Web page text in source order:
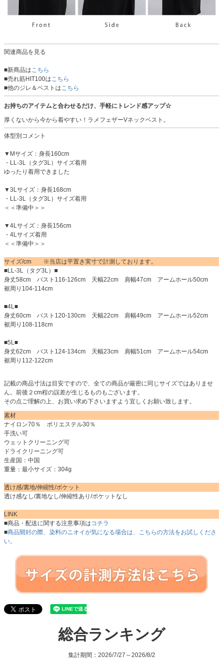
関連商品を見る
■新商品はこちら
■売れ筋HIT100はこちら
■他のジレ＆ベストはこちら
お持ちのアイテムと合わせるだけ、手軽にトレンド感アップ☆
厚くないから今から着やすい！ラメフェザーVネックベスト。
体型別コメント
▼Mサイズ：身長160cm
・LL-3L（タグ3L）サイズ着用
ゆったり着用できました
▼3Lサイズ：身長168cm
・LL-3L（タグ3L）サイズ着用
＜＜準備中＞＞
▼4Lサイズ：身長156cm
・4Lサイズ着用
＜＜準備中＞＞
サイズ/cm ※当店は平置き実寸で計測しております。
■LL-3L（タグ3L）■
身丈58cm バスト116-126cm 天幅22cm 肩幅47cm アームホール50cm
裾周り104-114cm
■4L■
身丈60cm バスト120-130cm 天幅22cm 肩幅49cm アームホール52cm
裾周り108-118cm
■5L■
身丈62cm バスト124-134cm 天幅23cm 肩幅51cm アームホール54cm
裾周り112-122cm
記載の商品寸法は目安ですので、全ての商品が厳密に同じサイズではありませ
ん。前後２cm程の誤差が生じるものもございます。
その点ご理解の上、お買い求め下さいますよう宜しくお願い致します。
素材
ナイロン70％ ポリエステル30％
手洗い可
ウェットクリーニング可
ドライクリーニング可
生産国：中国
重量：最小サイズ：304g
透け感/裏地/伸縮性/ポケット
透け感なし/裏地なし/伸縮性あり/ポケットなし
LINK
■商品・配送に関する注意事項はコチラ
■商品開封の際、染料のニオイが気になる場合は、こちらの方法をお試しくださ
い。
総合ランキング
集計期間：2026/7/27～2026/8/2